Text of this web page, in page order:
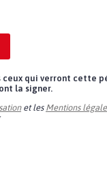
ceux qui verront cette
la signer.
et les Mentions